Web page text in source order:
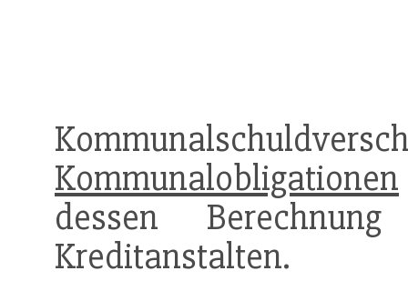
Kommunalobligationen
dessen
Kreditanstalten.